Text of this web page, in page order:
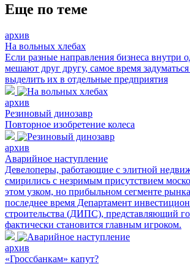
Еще по теме
архив
На вольных хлебах
Если разные направления бизнеса внутри
мешают друг другу, самое время
выделить их в отдельные предприятия
архив
Резиновый динозавр
Повторное изобретение колеса
архив
Аварийное наступление
Девелоперы, работающие с элитной
смирились с незримым присутствием
этом узком, но прибыльном сегменте
последнее время Департамент
строительства (ДИПС), представляющий
фактически становится главным игроком.
архив
«Гроссбанкам» капут?